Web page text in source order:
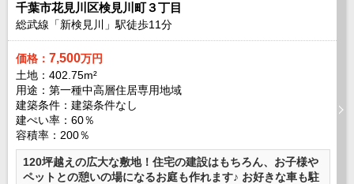
千葉市花見川区検見川町３丁目
総武線「新検見川」駅徒歩11分
価格： 7,500万円
土地：402.75m²
用途：第一種中高層住居専用地域
建築条件： 建築条件なし
建ぺい率：60％
容積率：200％
120坪越えの広大な敷地！住宅の建設はもちろん、お子様や
ペットとの憩いの場になるお庭も作れます♪ お好きな車も駐
神奈川全域エリアの新築一戸建
神奈川全域エリアの中古一戸建
神奈川全域エリアのマンション
神奈川全域エリアの土地
沖縄全域エリア
沖縄全域エリアの新築一戸建
沖縄全域エリアの中古一戸建
沖縄全域エリアのマンション